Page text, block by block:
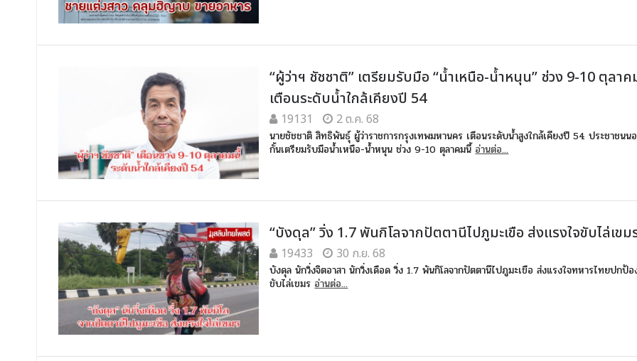
“ผู้ว่าฯ ชัชชาติ” เตรียมรับมือ “น้ำเหนือ-น้ำหนุน” ช่วง 9-10 ตุลา
เตือนระดับน้ำใกล้เคียงปี 54
19131 2 ต.ค. 68
นายชัชชาติ สิทธิพันธุ์ ผู้ว่าราชการกรุงเทพมหานคร เตือนระดับน้ำสูงใกล้เคียงปี 54 ประชาชนน
กั้นเตรียมรับมือน้ำเหนือ-น้ำหนุน ช่วง 9-10 ตุลาคมนี้อ่านต่อ...
“บังดุล” วิ่ง 1.7 พันกิโลจากปัตตานีไปภูมะเขือ ส่งแรงใจขับไล่เขม
19433 30 ก.ย. 68
บังดุล นักวิ่งจิตอาสา นักวิ่งเดือด วิ่ง 1.7 พันกิโลจากปัตตานีไปภูมะเขือ ส่งแรงใจทหารไทยปกป้
ขับไล่เขมร อ่านต่อ...